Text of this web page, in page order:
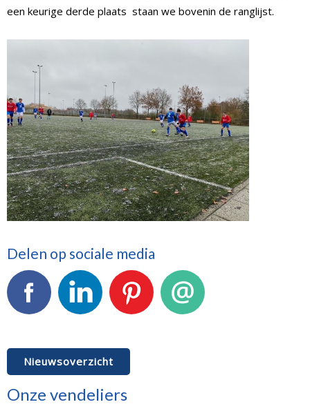
een keurige derde plaats staan we bovenin de ranglijst.
Delen op sociale media
Nieuwsoverzicht
Onze vendeliers